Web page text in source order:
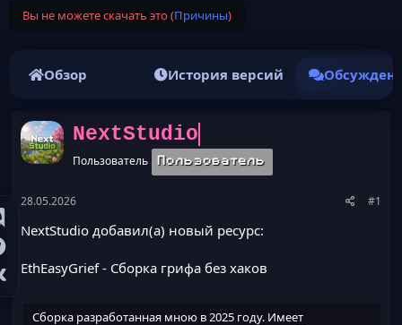
р
е
ы
н
ч
л
а
Вы не можете скачать это (Причины)
Обзор История версий
NextStudio
Пользователь Пользователь
28.05.2026 #1
NextStudio добавил(а) новый ресурс:
EthEasyGrief- Сборка грифа без хаков
Сборка разработанная мною в 2025 году. Имеет